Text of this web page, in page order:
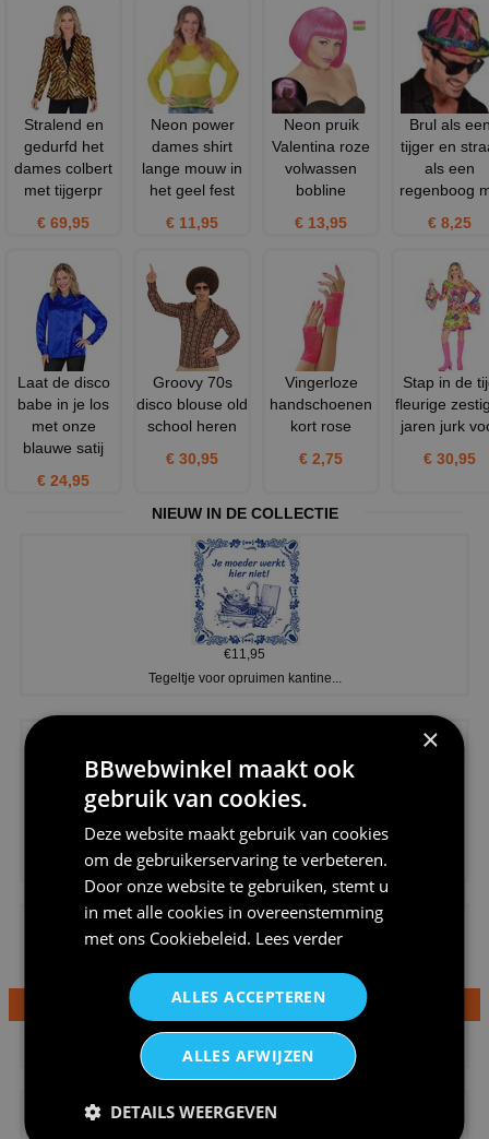
Stralend en
gedurfd het
dames colbert
met tijgerpr
€ 69,95
Neon power
dames shirt
lange mouw in
het geel fest
€ 11,95
Neon pruik
Valentina roze
volwassen
bobline
€ 13,95
Brul als
tijger en
als een
regenboog
€ 8,25
Laat de disco
babe in je los
met onze
blauwe satij
€ 24,95
Groovy 70s
disco blouse old
school heren
€ 30,95
Vingerloze
handschoenen
kort rose
€ 2,75
Stap in de
fleurige
jaren jurk
€ 30,95
NIEUW IN DE COLLECTIE
€11,95
Tegeltje voor opruimen kantine...
€20,95
Shirtje de koek is nog niet op...
€24,95
Dames v hals t-shirt prinses v...
×
BBwebwinkel maakt ook
gebruik van cookies.
Deze website maakt gebruik van cookies
om de gebruikerservaring te verbeteren.
Door onze website te gebruiken, stemt u
in met alle cookies in overeenstemming
met ons Cookiebeleid. Lees verder
ALLES ACCEPTEREN
ALLES AFWIJZEN
DETAILS WEERGEVEN